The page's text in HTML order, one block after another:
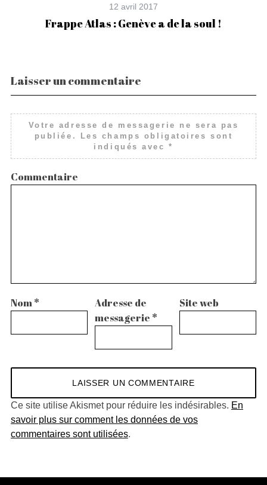
12 avril 2017
Frappe Atlas : Genève a de la soul !
Laisser un commentaire
Votre adresse de messagerie ne sera pas
publiée.
Les champs obligatoires sont
indiqués avec*
Commentaire
Nom*
Adresse de
messagerie *
Site web
Ce site utilise Akismet pour réduire les indésirables. En
savoir plus sur comment les données de vos
commentaires sont utilisées.